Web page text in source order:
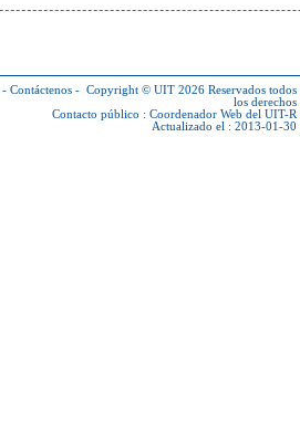
- Contáctenos - Copyright © UIT 2026 Reservados todos
los derechos
Contacto público : Coordenador Web del UIT-R
Actualizado el : 2013-01-30